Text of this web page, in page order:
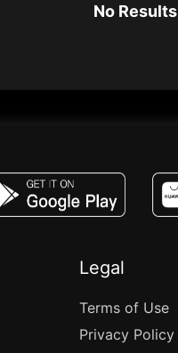
No Results
Legal
Terms of Use
Privacy Policy